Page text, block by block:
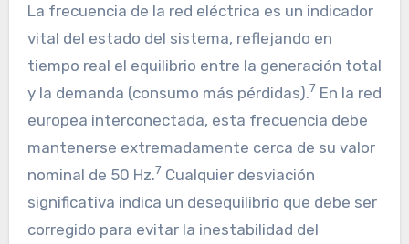
La frecuencia de la red eléctrica es un indicador
vital del estado del sistema, reflejando en
tiempo real el equilibrio entre la generación total
y la demanda (consumo más pérdidas).7 En la red
europea interconectada, esta frecuencia debe
mantenerse extremadamente cerca de su valor
nominal de 50 Hz.7 Cualquier desviación
significativa indica un desequilibrio que debe ser
corregido para evitar la inestabilidad del